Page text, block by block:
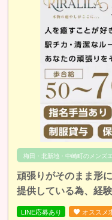
梅田・北新地・中崎町のメンズ
頑張りがそのまま形
提供している為、経
LINE応募あり オススメ